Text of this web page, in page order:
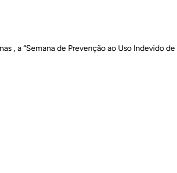
, a “Semana de Prevenção ao Uso Indevido de